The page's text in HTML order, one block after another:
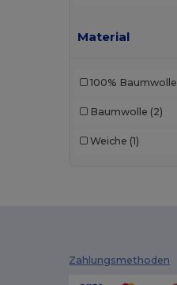
Material
100% Baumwolle
Baumwolle (2)
Weiche (1)
Zahlungsmethoden